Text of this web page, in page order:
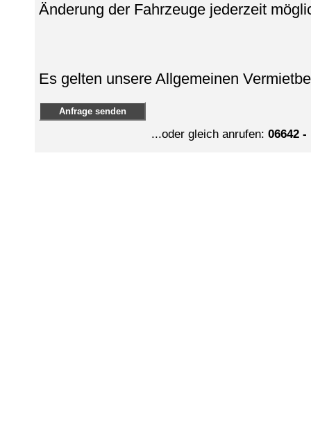
Änderung der Fahrzeuge jederzeit
Es gelten unsere Allgemeinen
Anfrage senden
...oder gleich anrufen: 06642 -